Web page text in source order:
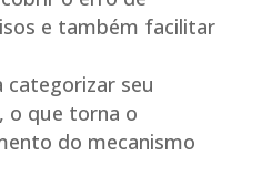
e também facilitar
categorizar seu
o que torna o
do mecanismo